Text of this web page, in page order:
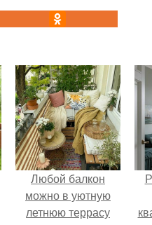
Любой балкон
можно в уютную
летнюю террасу